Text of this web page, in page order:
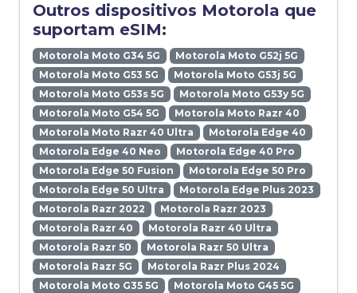
Outros dispositivos Motorola que
suportam eSIM:
Motorola Moto G34 5G
Motorola Moto G52j 5G
Motorola Moto G53 5G
Motorola Moto G53j 5G
Motorola Moto G53s 5G
Motorola Moto G53y 5G
Motorola Moto G54 5G
Motorola Moto Razr 40
Motorola Moto Razr 40 Ultra
Motorola Edge 40
Motorola Edge 40 Neo
Motorola Edge 40 Pro
Motorola Edge 50 Fusion
Motorola Edge 50 Pro
Motorola Edge 50 Ultra
Motorola Edge Plus 2023
Motorola Razr 2022
Motorola Razr 2023
Motorola Razr 40
Motorola Razr 40 Ultra
Motorola Razr 50
Motorola Razr 50 Ultra
Motorola Razr 5G
Motorola Razr Plus 2024
Motorola Moto G35 5G
Motorola Moto G45 5G